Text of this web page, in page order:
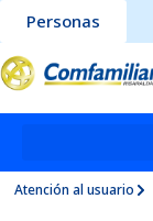
Personas
Atención al usuario